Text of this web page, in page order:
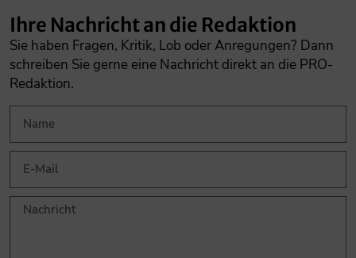
Ihre Nachricht an die Redaktion
Sie haben Fragen, Kritik, Lob oder Anregungen? Dann
schreiben Sie gerne eine Nachricht direkt an die PRO-
Redaktion.